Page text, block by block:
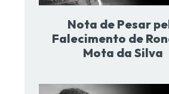
Nota de Pesar
Falecimento de
Mota da Silva